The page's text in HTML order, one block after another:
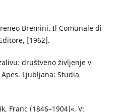
Bremini. Il Comunale di
[1962].
društveno življenje v
Ljubljana: Studia
Franc (1846–1904)«. V: